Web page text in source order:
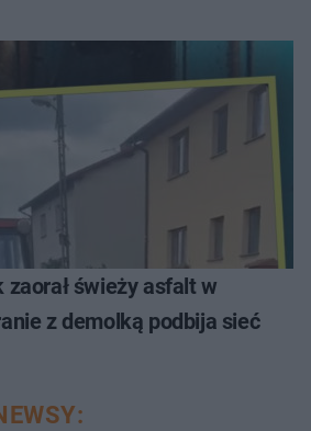
świeży asfalt w
z demolką podbija sieć